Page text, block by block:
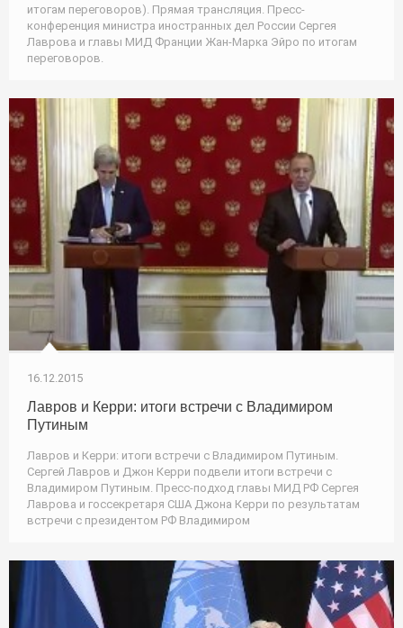
итогам переговоров). Прямая трансляция. Пресс-
конференция министра иностранных дел России Сергея
Лаврова и главы МИД Франции Жан-Марка Эйро по итогам
переговоров.
16.12.2015
Лавров и Керри: итоги встречи с Владимиром
Путиным
Лавров и Керри: итоги встречи с Владимиром Путиным.
Сергей Лавров и Джон Керри подвели итоги встречи с
Владимиром Путиным. Пресс-подход главы МИД РФ Сергея
Лаврова и госсекретаря США Джона Керри по результатам
встречи с президентом РФ Владимиром